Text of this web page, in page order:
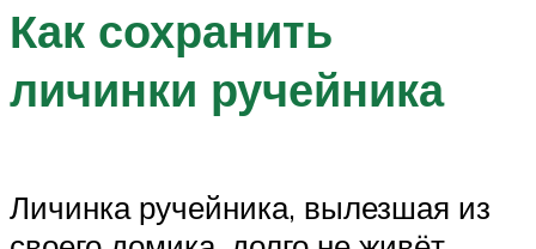
Как сохранить
личинки ручейника
Личинка ручейника, вылезшая из